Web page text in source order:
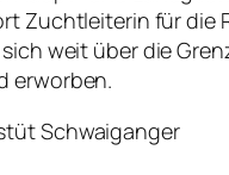
Zuchtleiterin für die
weit über die
erworben.
Schwaiganger